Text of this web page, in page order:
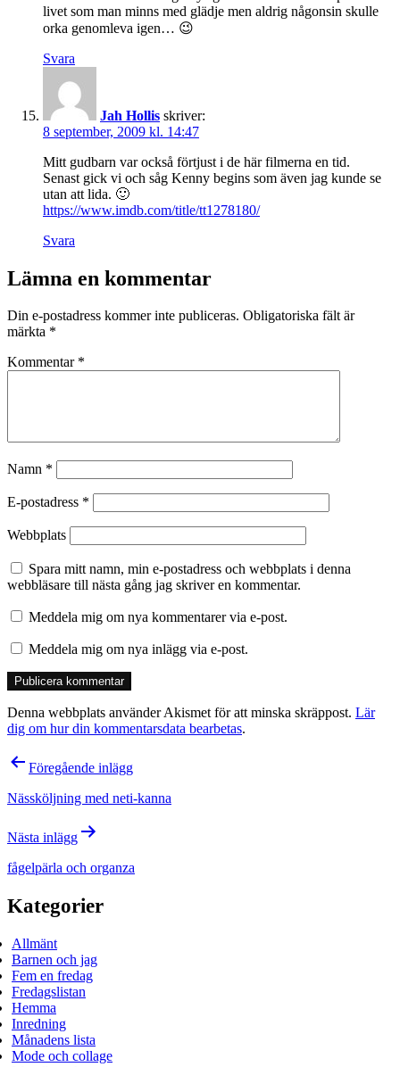
livet som man minns med glädje men aldrig någonsin skulle
orka genomleva igen… 😉
Svara
Jah Hollis skriver:
8 september, 2009 kl. 14:47
Mitt gudbarn var också förtjust i de här filmerna en tid.
Senast gick vi och såg Kenny begins som även jag kunde se
utan att lida. 🙂
https://www.imdb.com/title/tt1278180/
Svara
Lämna en kommentar
Din e-postadress kommer inte publiceras. Obligatoriska fält är
märkta *
Kommentar *
Namn *
E-postadress *
Webbplats
Spara mitt namn, min e-postadress och webbplats i denna
webbläsare till nästa gång jag skriver en kommentar.
Meddela mig om nya kommentarer via e-post.
Meddela mig om nya inlägg via e-post.
Denna webbplats använder Akismet för att minska skräppost. Lär
dig om hur din kommentarsdata bearbetas.
Inläggsnavigering
Föregående inlägg
Nässköljning med neti-kanna
Nästa inlägg
fågelpärla och organza
Kategorier
Allmänt
Barnen och jag
Fem en fredag
Fredagslistan
Hemma
Inredning
Månadens lista
Mode och collage